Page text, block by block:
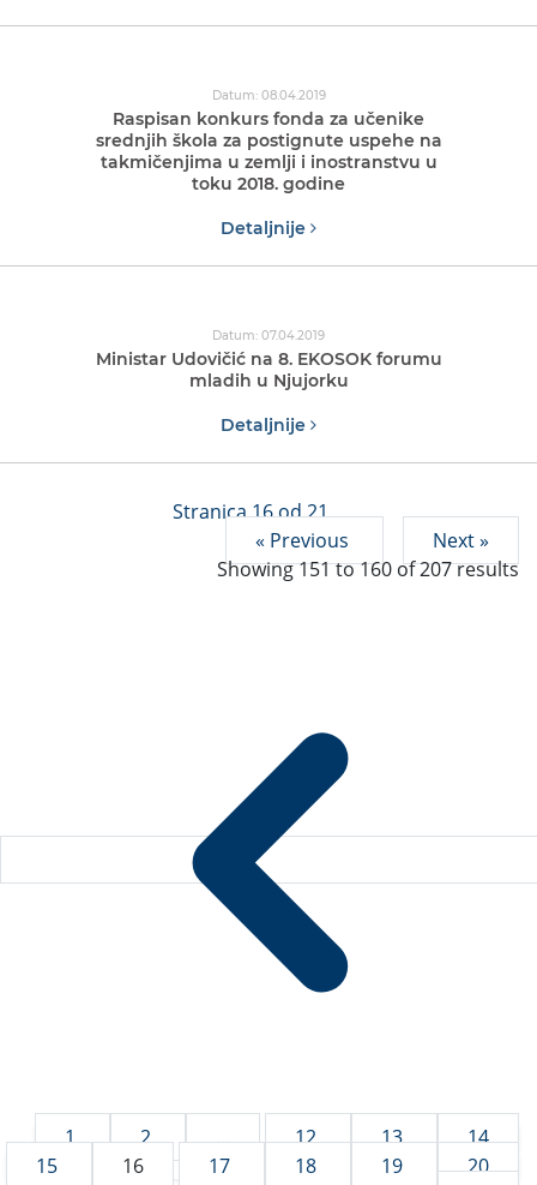
Datum: 08.04.2019
Raspisan konkurs fonda za učenike
srednjih škola za postignute uspehe na
takmičenjima u zemlji i inostranstvu u
toku 2018. godine
Detaljnije
Datum: 07.04.2019
Ministar Udovičić na 8. EKOSOK forumu
mladih u Njujorku
Detaljnije
Stranica 16 od 21
« Previous
Next »
Showing151to160 of207results
1 2 ... 12 13
14
15
16 17 18 19
20